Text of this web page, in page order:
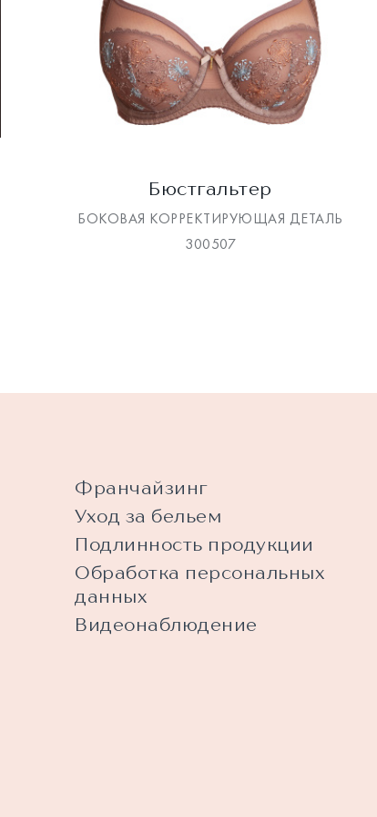
Бюстгальтер
БОКОВАЯ КОРРЕКТИРУЮЩАЯ ДЕТАЛЬ
300507
Франчайзинг
Уход за бельем
Подлинность продукции
Обработка персональных
данных
Видеонаблюдение